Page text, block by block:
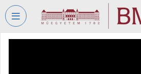
Skip header Skip menu